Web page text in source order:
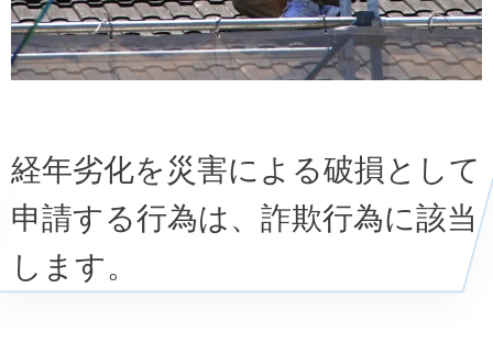
経年劣化を災害による破損として
申請する行為は、詐欺行為に該当
します。